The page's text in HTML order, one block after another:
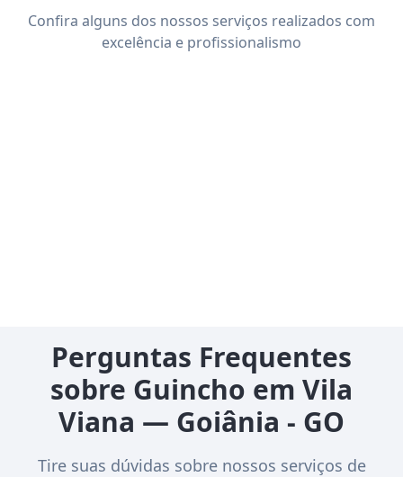
Confira alguns dos nossos serviços realizados com
excelência e profissionalismo
Perguntas Frequentes
sobre Guincho em Vila
Viana — Goiânia - GO
Tire suas dúvidas sobre nossos serviços de